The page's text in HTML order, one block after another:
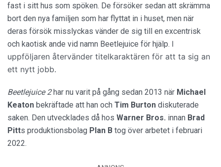
fast i sitt hus som spöken. De försöker sedan att skrämma
bort den nya familjen som har flyttat in i huset, men när
deras försök misslyckas vänder de sig till en excentrisk
och kaotisk ande vid namn Beetlejuice för hjälp. I
uppföljaren återvänder titelkaraktären för att ta sig an
ett nytt jobb.
Beetlejuice 2har nu varit på gång sedan 2013 när Michael
Keaton bekräftade att han och Tim Burton diskuterade
saken. Den utvecklades då hos Warner Bros. innan Brad
Pitts produktionsbolag Plan B tog över arbetet i februari
2022.